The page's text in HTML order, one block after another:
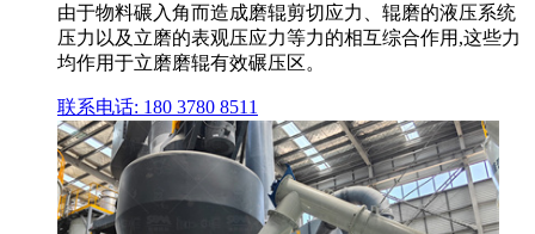
由于物料碾入角而造成磨辊剪切应力、辊磨的液压系统
压力以及立磨的表观压应力等力的相互综合作用,这些力
均作用于立磨磨辊有效碾压区。
联系电话: 180 3780 8511